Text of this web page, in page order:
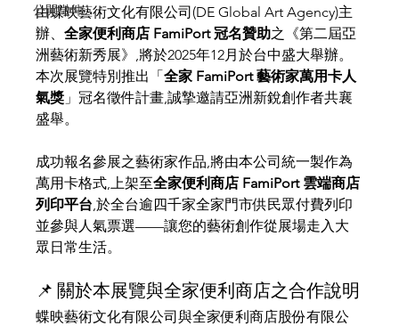
公開徵件
由蝶映藝術文化有限公司(DE Global Art Agency)主
辦、全家便利商店 FamiPort 冠名贊助之《第二屆亞
洲藝術新秀展》,將於2025年12月於台中盛大舉辦。
本次展覽特別推出「全家 FamiPort 藝術家萬用卡人
氣獎 」冠名徵件計畫,誠摯邀請亞洲新銳創作者共襄
盛舉。
成功報名參展之藝術家作品,將由本公司統一製作為
萬用卡格式,上架至全家便利商店 FamiPort 雲端商店
列印平台 ,於全台逾四千家全家門市供民眾付費列印
並參與人氣票選——讓您的藝術創作從展場走入大
眾日常生活。
📌 關於本展覽與全家便利商店之合作說明
蝶映藝術文化有限公司與全家便利商店股份有限公